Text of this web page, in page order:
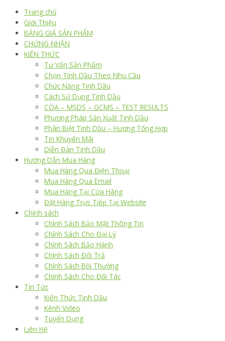
Trang chủ
Giới Thiệu
BẢNG GIÁ SẢN PHẨM
CHỨNG NHẬN
KIẾN THỨC
Tư Vấn Sản Phẩm
Chọn Tinh Dầu Theo Nhu Cầu
Chức Năng Tinh Dầu
Cách Sử Dụng Tinh Dầu
COA – MSDS – GCMS – TEST RESULTS
Phương Pháp Sản Xuất Tinh Dầu
Phân Biệt Tinh Dầu – Hương Tổng Hợp
Tin Khuyến Mãi
Diễn Đàn Tinh Dầu
Hướng Dẫn Mua Hàng
Mua Hàng Qua Điện Thoại
Mua Hàng Qua Email
Mua Hàng Tại Cửa Hàng
Đặt Hàng Trực Tiếp Tại Website
Chính sách
Chính Sách Bảo Mật Thông Tin
Chính Sách Cho Đại Lý
Chính Sách Bảo Hành
Chính Sách Đổi Trả
Chính Sách Bồi Thường
Chính Sách Cho Đối Tác
Tin Tức
Kiến Thức Tinh Dầu
Kênh Video
Tuyển Dụng
Liên Hệ